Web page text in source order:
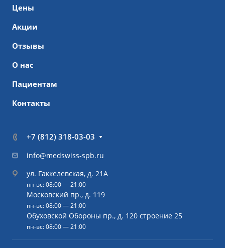
Цены
Акции
Отзывы
О нас
Пациентам
Контакты
+7 (812) 318-03-03
info@medswiss-spb.ru
ул. Гаккелевская, д. 21А
пн-вс: 08:00 — 21:00
Московский пр., д. 119
пн-вс: 08:00 — 21:00
Обуховской Обороны пр., д. 120 строение 25
пн-вс: 08:00 — 21:00